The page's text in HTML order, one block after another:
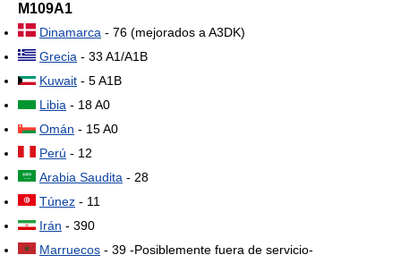
M109A1
Dinamarca - 76 (mejorados a A3DK)
Grecia - 33 A1/A1B
Kuwait - 5 A1B
Libia - 18 A0
Omán - 15 A0
Perú - 12
Arabia Saudita - 28
Túnez - 11
Irán - 390
Marruecos - 39 -Posiblemente fuera de servicio-